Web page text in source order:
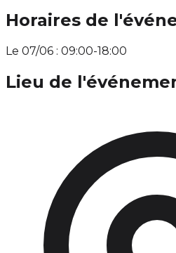
Horaires de
Le 07/06 : 09:00-18:00
Lieu de